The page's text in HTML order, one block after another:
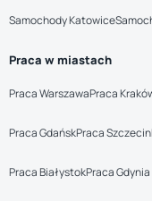
Samochody Katowice
Praca w miastach
Praca WarszawaPraca
Praca GdańskPraca Szczecin
Praca BiałystokPraca Gdynia